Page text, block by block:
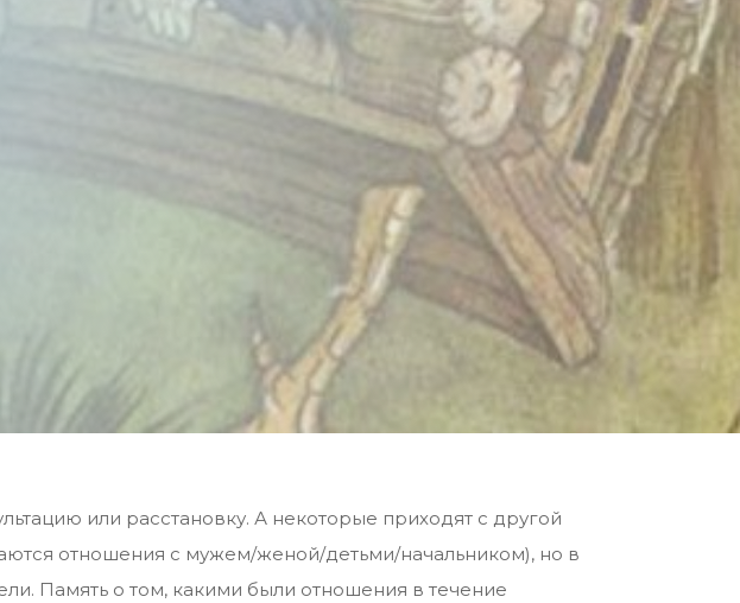
или расстановку. А некоторые приходят с другой
отношения с мужем/женой/детьми/начальником), но в
Память о том, какими были отношения в течение